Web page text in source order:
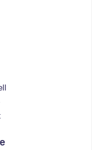
Irbis
Hasee
ZTE
Hiper
Evga
Google
Echips
Predator